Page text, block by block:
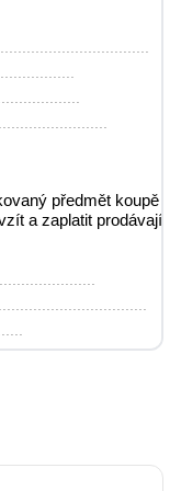
předmět koupě a
a zaplatit